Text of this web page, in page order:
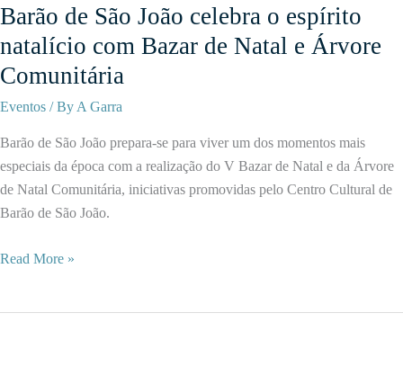
Barão de São João celebra o espírito
natalício com Bazar de Natal e Árvore
Comunitária
Eventos / By A Garra
Barão de São João prepara-se para viver um dos momentos mais
especiais da época com a realização do V Bazar de Natal e da Árvore
de Natal Comunitária, iniciativas promovidas pelo Centro Cultural de
Barão de São João.
Barão
Read More »